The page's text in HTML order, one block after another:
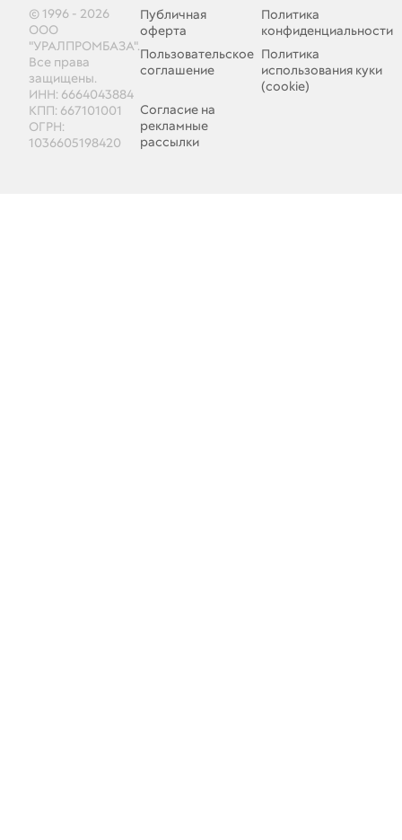
© 1996 - 2026
ООО
"УРАЛПРОМБАЗА".
Все права
защищены.
ИНН: 6664043884
КПП: 667101001
ОГРН:
1036605198420
Публичная
оферта
Политика
конфиденциальности
Пользовательское
соглашение
Политика
использования куки
(cookie)
Согласие на
рекламные
рассылки